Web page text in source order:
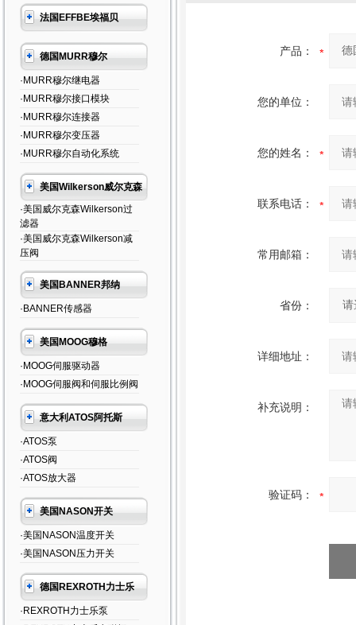
法国EFFBE埃福贝
德国MURR穆尔
·MURR穆尔继电器
·MURR穆尔接口模块
·MURR穆尔连接器
·MURR穆尔变压器
·MURR穆尔自动化系统
美国Wilkerson威尔克森
·美国威尔克森Wilkerson过
滤器
·美国威尔克森Wilkerson减
压阀
美国BANNER邦纳
·BANNER传感器
美国MOOG穆格
·MOOG伺服驱动器
·MOOG伺服阀和伺服比例阀
意大利ATOS阿托斯
·ATOS泵
·ATOS阀
·ATOS放大器
美国NASON开关
·美国NASON温度开关
·美国NASON压力开关
德国REXROTH力士乐
·REXROTH力士乐泵
产品：
您的单位：
您的姓名：
联系电话：
常用邮箱：
省份：
详细地址：
补充说明：
验证码：